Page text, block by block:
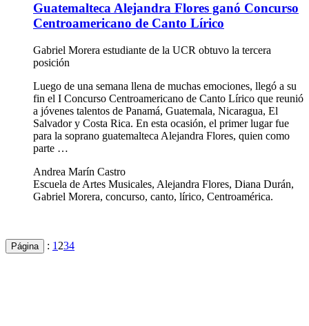
Guatemalteca Alejandra Flores ganó Concurso
Centroamericano de Canto Lírico
Gabriel Morera estudiante de la UCR obtuvo la tercera
posición
Luego de una semana llena de muchas emociones, llegó a su
fin el I Concurso Centroamericano de Canto Lírico que reunió
a jóvenes talentos de Panamá, Guatemala, Nicaragua, El
Salvador y Costa Rica. En esta ocasión, el primer lugar fue
para la soprano guatemalteca Alejandra Flores, quien como
parte …
Andrea Marín Castro
Escuela de Artes Musicales, Alejandra Flores, Diana Durán,
Gabriel Morera, concurso, canto, lírico, Centroamérica.
Página : 1 234